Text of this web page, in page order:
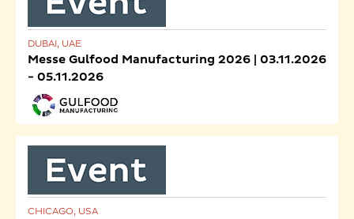
DUBAI, UAE
Messe Gulfood Manufacturing 2026 | 03.11.2026
- 05.11.2026
CHICAGO, USA